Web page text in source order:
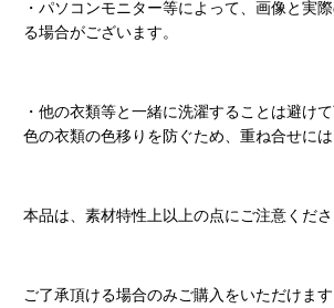
・パソコンモニター等によって、画像と実
る場合がございます。
・他の衣類等と一緒に洗濯することは避け
色の衣類の色移りを防ぐため、重ね合せには
本品は、素材特性上以上の点にご注意くださ
ご了承頂ける場合のみご購入をいただけま